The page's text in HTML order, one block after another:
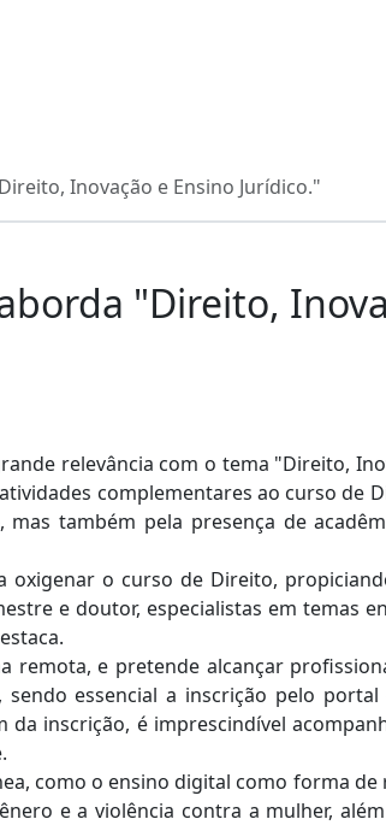
Inovação e Ensino Jurídico."
"Direito,
relevância com o tema "Direito,
complementares ao curso de
também pela presença de
o curso de Direito,
e doutor, especialistas em temas
remota, e pretende alcançar
essencial a inscrição pelo
da inscrição, é imprescindível
como o ensino digital como forma de
e a violência contra a mulher,